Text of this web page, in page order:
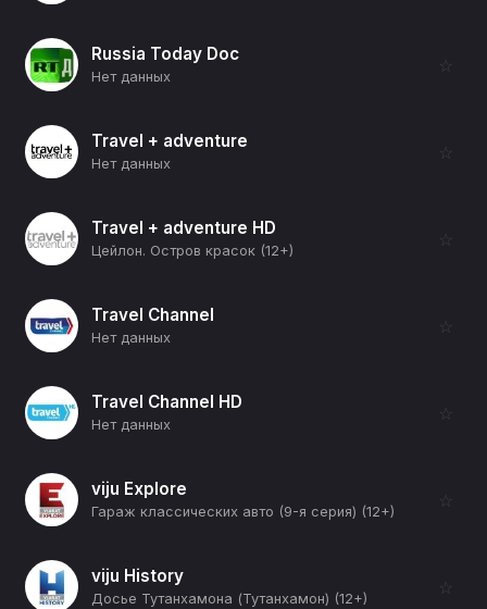
Russia Today Doc
Нет данных
☆
Travel + adventure
Нет данных
☆
Travel + adventure HD
Цейлон. Остров красок (12+)
☆
Travel Channel
Нет данных
☆
Travel Channel HD
Нет данных
☆
viju Explore
Гараж классических авто (9-я серия) (12+)
☆
viju History
Досье Тутанхамона (Тутанхамон) (12+)
☆